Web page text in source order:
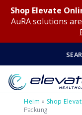
Shop Elevate
AuRA solutions
Heim » Shop
Packung